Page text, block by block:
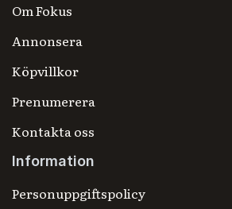
Om Fokus
Annonsera
Köpvillkor
Prenumerera
Kontakta oss
Information
Personuppgiftspolicy